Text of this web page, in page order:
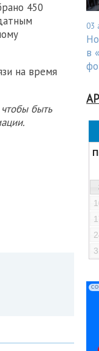
450
на время
быть
03
в